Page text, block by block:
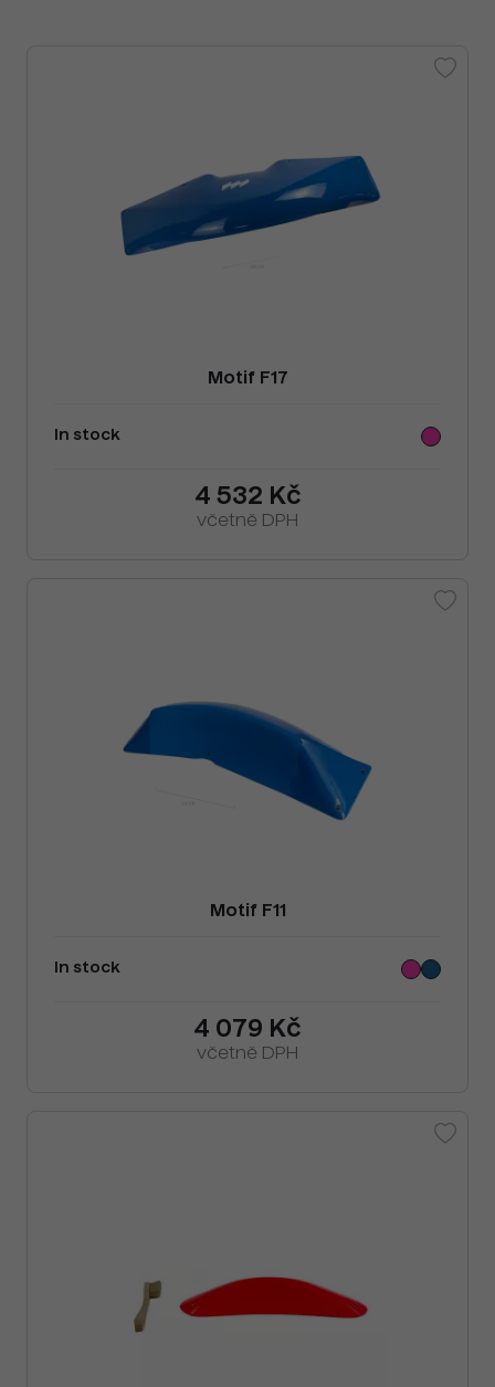
Motif F17
In stock
4 532 Kč
včetně DPH
Motif F11
In stock
4 079 Kč
včetně DPH